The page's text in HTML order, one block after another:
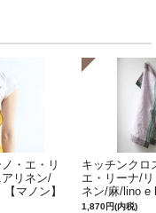
・エ・リ
リネン/
マノン】
ー
キッチンクロ
エ・リーナ/
ネン/麻/lino
ルフィ】パー
1,870円(内税)